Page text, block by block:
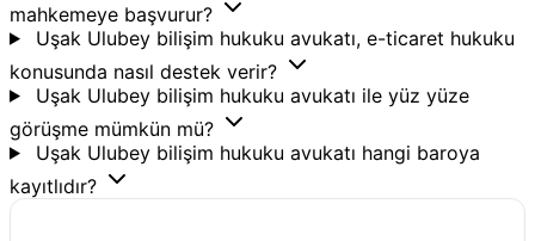
mahkemeye başvurur?
Uşak Ulubey bilişim hukuku avukatı, e-ticaret hukuku
konusunda nasıl destek verir?
Uşak Ulubey bilişim hukuku avukatı ile yüz yüze
görüşme mümkün mü?
Uşak Ulubey bilişim hukuku avukatı hangi baroya
kayıtlıdır?